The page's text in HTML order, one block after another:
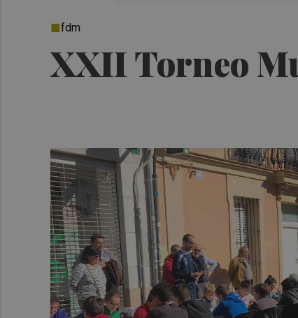
XXII Torneo
fdm